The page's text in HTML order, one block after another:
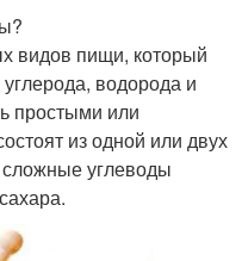
видов пищи, который
водорода и
простыми или
из одной или двух
сложные углеводы